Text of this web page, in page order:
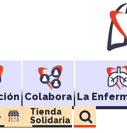
Colabora La
Tienda
Solidaria